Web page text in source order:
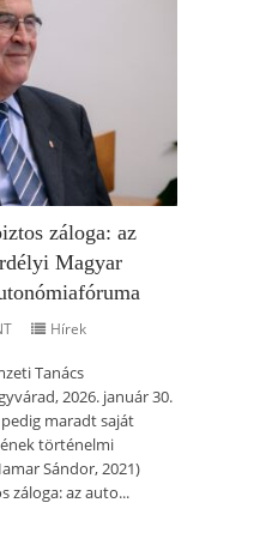
záloga: az
Magyar
Hírek
Tanács
2026. január 30.
maradt saját
történelmi
Sándor, 2021)
záloga: az auto...